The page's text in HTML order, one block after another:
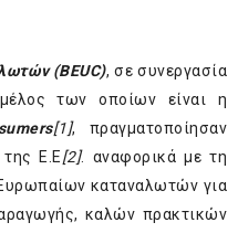
(BEUC), σε συνεργασία
των οποίων είναι η
[1], πραγματοποίησαν
Ε.Ε[2]. αναφορικά με τη
καταναλωτών για
καλών πρακτικών